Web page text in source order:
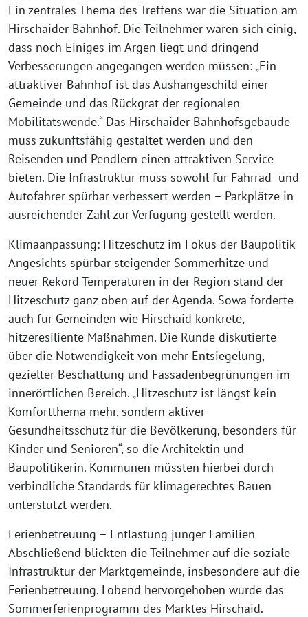
Ein zentrales Thema des Treffens war die Situation am
Hirschaider Bahnhof. Die Teilnehmer waren sich einig,
dass noch Einiges im Argen liegt und dringend
Verbesserungen angegangen werden müssen: „Ein
attraktiver Bahnhof ist das Aushängeschild einer
Gemeinde und das Rückgrat der regionalen
Mobilitätswende.“ Das Hirschaider Bahnhofsgebäude
muss zukunftsfähig gestaltet werden und den
Reisenden und Pendlern einen attraktiven Service
bieten. Die Infrastruktur muss sowohl für Fahrrad- und
Autofahrer spürbar verbessert werden – Parkplätze in
ausreichender Zahl zur Verfügung gestellt werden.
Klimaanpassung: Hitzeschutz im Fokus der Baupolitik
Angesichts spürbar steigender Sommerhitze und
neuer Rekord-Temperaturen in der Region stand der
Hitzeschutz ganz oben auf der Agenda. Sowa forderte
auch für Gemeinden wie Hirschaid konkrete,
hitzeresiliente Maßnahmen. Die Runde diskutierte
über die Notwendigkeit von mehr Entsiegelung,
gezielter Beschattung und Fassadenbegrünungen im
innerörtlichen Bereich. „Hitzeschutz ist längst kein
Komfortthema mehr, sondern aktiver
Gesundheitsschutz für die Bevölkerung, besonders für
Kinder und Senioren“, so die Architektin und
Baupolitikerin. Kommunen müssten hierbei durch
verbindliche Standards für klimagerechtes Bauen
unterstützt werden.
Ferienbetreuung – Entlastung junger Familien
Abschließend blickten die Teilnehmer auf die soziale
Infrastruktur der Marktgemeinde, insbesondere auf die
Ferienbetreuung. Lobend hervorgehoben wurde das
Sommerferienprogramm des Marktes Hirschaid.